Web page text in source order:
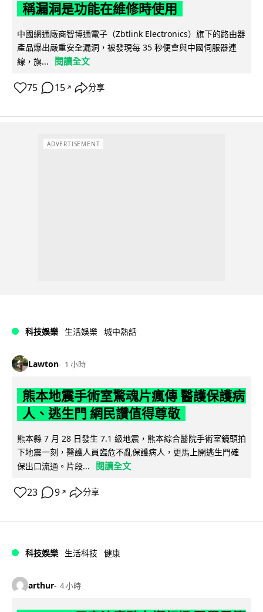
稱漏洞是功能在維修時使用
中國網通廠商智博通電子（Zbtlink Electronics）旗下的路由器
產品爆出嚴重安全漏洞，被發現每 35 秒便會與中國伺服器連
線，旗...
閱讀全文
75 15 ↗ 分享
ADVERTISEMENT
科技娛樂 生活娛樂 城中熱話
Lawton 1 小時
熊本地震手術室驚魂片瘋傳 醫護保護病
人、逃生門 網民讚值得尊敬
熊本縣 7 月 28 日發生 7.1 級地震，熊本綜合醫院手術室鏡頭拍
下地震一刻，醫護人員臨危不亂保護病人，更馬上開逃生門確
保出口流通。片段...
閱讀全文
23 9 ↗ 分享
科技娛樂 生活科技 健康
arthur 4 小時